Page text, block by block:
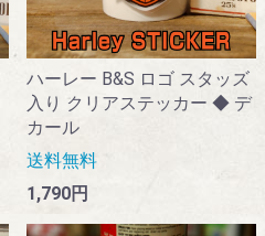
ハーレー B&S ロゴ スタッズ
入り クリアステッカー ◆ デ
カール
送料無料
1,790円